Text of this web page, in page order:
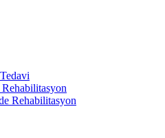
Rehabilitasyon